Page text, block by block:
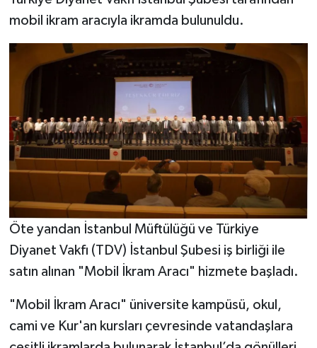
mobil ikram aracıyla ikramda bulunuldu.
Öte yandan İstanbul Müftülüğü ve Türkiye
Diyanet Vakfı (TDV) İstanbul Şubesi iş birliği ile
satın alınan "Mobil İkram Aracı" hizmete başladı.
"Mobil İkram Aracı" üniversite kampüsü, okul,
cami ve Kur'an kursları çevresinde vatandaşlara
Erzurum Müftülüğü
Eskişehir Müftülüğü
Gaziantep Müftülüğü
Giresun Müftülüğü
Gümüşhane Müftülüğü
Hakkari Müftülüğü
Iğdır Müftülüğü